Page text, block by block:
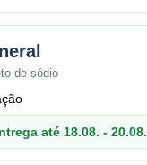
de sódio
até 18.08. - 20.08.